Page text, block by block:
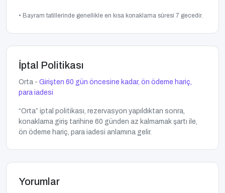
• Bayram tatillerinde genellikle en kısa konaklama süresi 7 gecedir.
İptal Politikası
Orta - Girişten 60 gün öncesine kadar, ön ödeme hariç,
para iadesi
“Orta” iptal politikası, rezervasyon yapıldıktan sonra,
konaklama giriş tarihine 60 günden az kalmamak şartı ile,
ön ödeme hariç, para iadesi anlamına gelir.
Yorumlar